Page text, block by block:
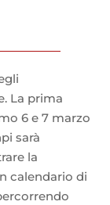
La prima
6 e 7 marzo
sarà
la
calendario di